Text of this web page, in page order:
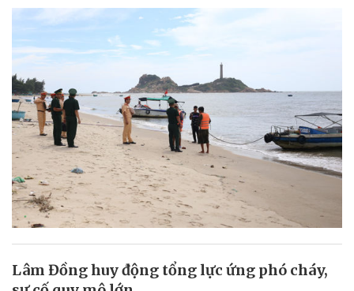
Lâm Đồng huy động tổng lực ứng phó cháy,